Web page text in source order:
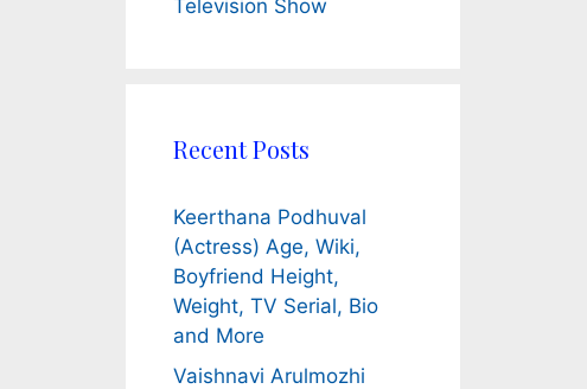
Television Show
Recent Posts
Keerthana Podhuval
(Actress) Age, Wiki,
Boyfriend Height,
Weight, TV Serial, Bio
and More
Vaishnavi Arulmozhi